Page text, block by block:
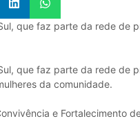
que faz parte da rede de
que faz parte da rede de
da comunidade.
e Fortalecimento